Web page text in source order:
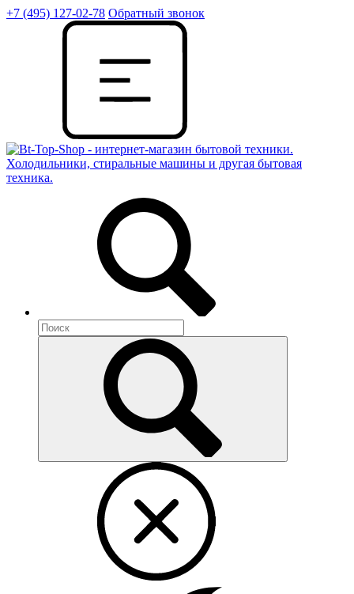
+7 (495) 127-02-78 Обратный звонок